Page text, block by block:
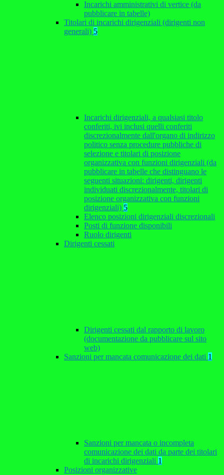
Incarichi amministrativi di vertice (da
pubblicare in tabelle)
Titolari di incarichi dirigenziali (dirigenti non
generali) 5
Incarichi dirigenziali, a qualsiasi titolo
conferiti, ivi inclusi quelli conferiti
discrezionalmente dall'organo di indirizzo
politico senza procedure pubbliche di
selezione e titolari di posizione
organizzativa con funzioni dirigenziali (da
pubblicare in tabelle che distinguano le
seguenti situazioni: dirigenti, dirigenti
individuati discrezionalmente, titolari di
posizione organizzativa con funzioni
dirigenziali) 5
Elenco posizioni dirigenziali discrezionali
Posti di funzione disponibili
Ruolo dirigenti
Dirigenti cessati
Dirigenti cessati dal rapporto di lavoro
(documentazione da pubblicare sul sito
web)
Sanzioni per mancata comunicazione dei dati 1
Sanzioni per mancata o incompleta
comunicazione dei dati da parte dei titolari
di incarichi dirigenziali 1
Posizioni organizzative